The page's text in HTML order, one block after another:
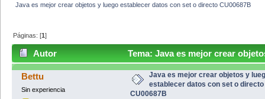
Java es mejor crear objetos y luego establecer datos con set o directo CU00687B
Páginas: [1]
Autor
Tema: Java es mejor crear
CU00687B (Leído 4299 veces)
Bettu
Sin experiencia
Java es mejor crear objetos y
establecer datos con set o directo
CU00687B